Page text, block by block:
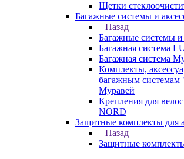
Щетки
Багажные системы и
Назад
Багажные системы и
Багажная система
Багажная система
Комплекты,
багажным
Муравей
Крепления для
NORD
Защитные комплекты для
Назад
Защитные